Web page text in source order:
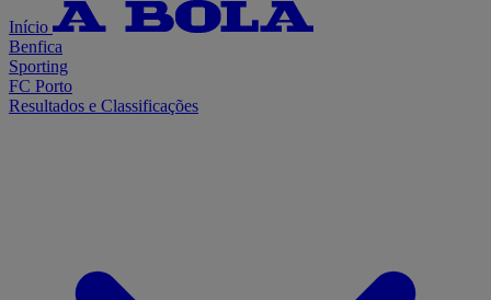
Início
Benfica
Sporting
FC Porto
Resultados e Classificações